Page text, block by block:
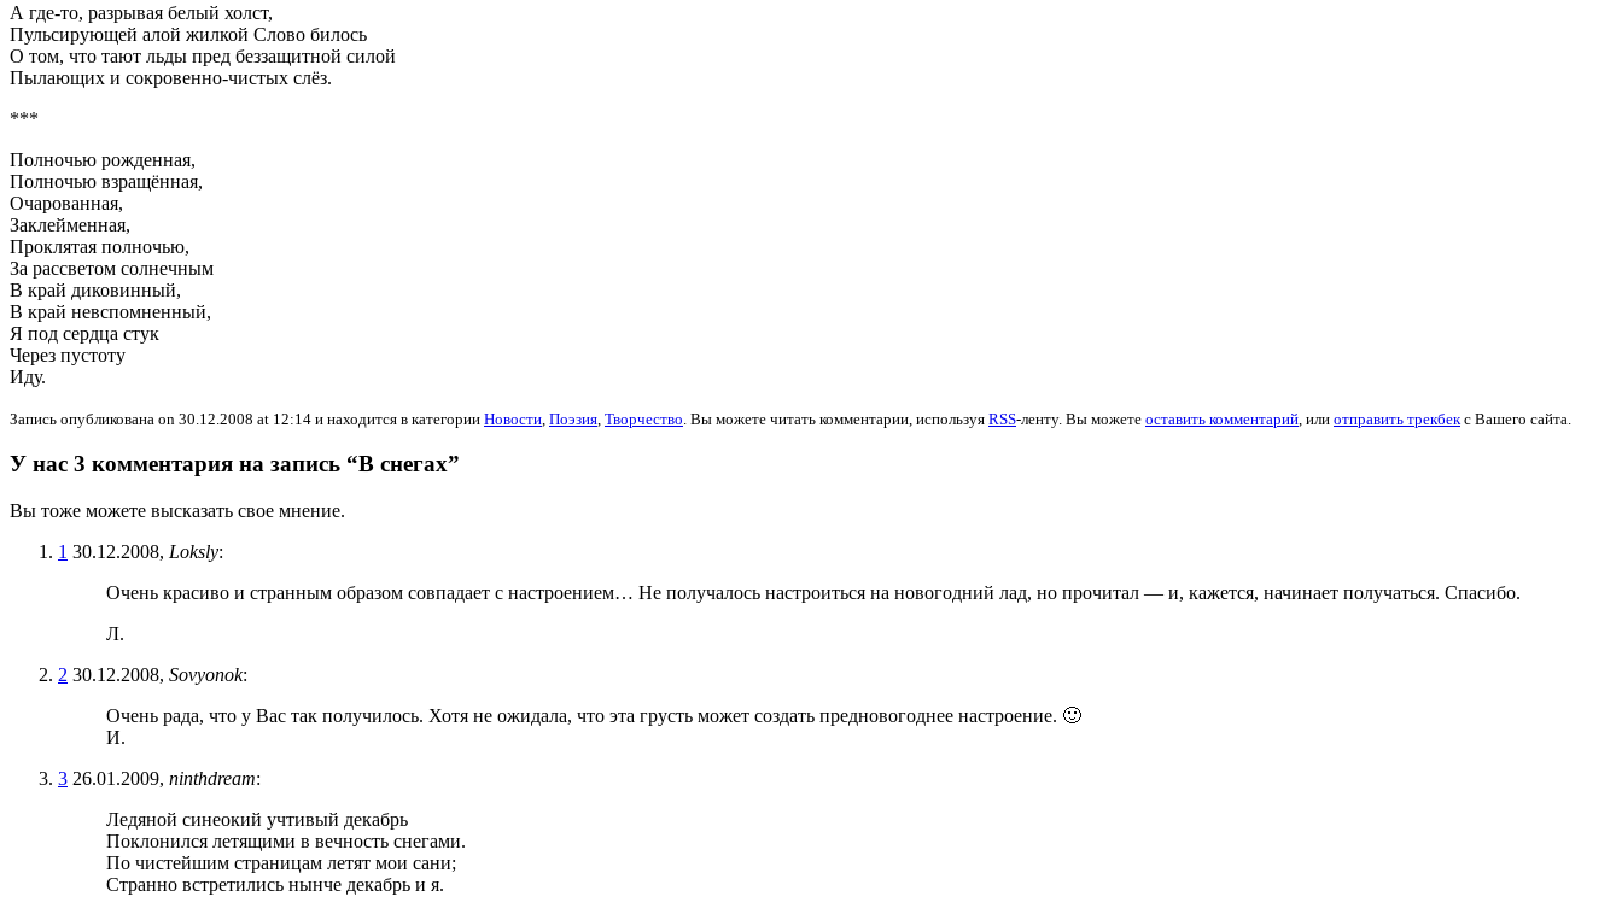
А где-то, разрывая белый холст,
Пульсирующей алой жилкой Слово билось
О том, что тают льды пред беззащитной силой
Пылающих и сокровенно-чистых слёз.
***
Полночью рожденная,
Полночью взращённая,
Очарованная,
Заклейменная,
Проклятая полночью,
За рассветом солнечным
В край диковинный,
В край невспомненный,
Я под сердца стук
Через пустоту
Иду.
Запись опубликована on 30.12.2008 at 12:14 и находится в категории Новости Поэзия Творчество . Вы можете читать комментарии, используя RSS-ленту. Вы можете оставить комментарий , или отправить трекбек с Вашего сайта.
У нас 3 комментария на запись “В снегах”
Вы тоже можете высказать свое мнение.
1 30.12.2008, Loksly:
Очень красиво и странным образом совпадает с настроением… Не получалось настроиться на новогодний лад, но прочитал — и, кажется, начинает получаться. Спасибо.
Л.
2 30.12.2008, Sovyonok:
Очень рада, что у Вас так получилось. Хотя не ожидала, что эта грусть может создать предновогоднее настроение. 🙂
И.
3 26.01.2009, ninthdream:
Ледяной синеокий учтивый декабрь
Поклонился летящими в вечность снегами.
По чистейшим страницам летят мои сани;
Странно встретились нынче декабрь и я.